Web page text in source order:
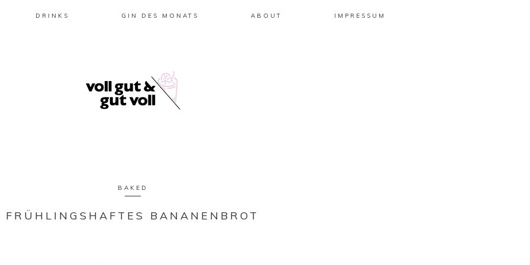
DRINKS GIN DES MONATS ABOUT IMPRESSUM
BAKED
FRÜHLINGSHAFTES BANANENBROT